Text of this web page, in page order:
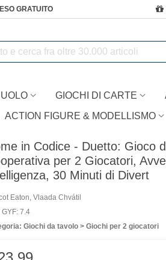
GRATUITO
GIOCHI DI CARTE
ACTION FIGURE & MODELLISMO
in Codice - Duetto: Gioco
per 2 Giocatori,
30 Minuti di Divert
Eaton, Vlaada Chvátil
GYF: 7.4
Giochi da tavolo > Giochi per 2 giocatori